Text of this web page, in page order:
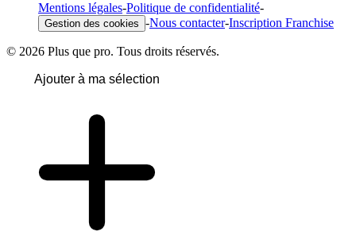
Mentions légales-Politique de confidentialité-
Gestion des cookies -Nous contacter-Inscription Franchise
© 2026 Plus que pro. Tous droits réservés.
Ajouter à ma sélection